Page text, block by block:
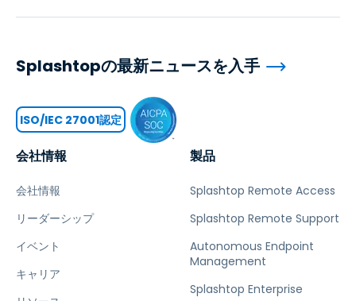
会社情報
会社情報
リーダーシップ
イベント
キャリア
製品
Splashtop Remote Access
Splashtop Remote Support
Autonomous Endpoint
Management
Splashtop Enterprise
Splashtopの最新ニュースを入手
ISO/IEC 27001認定